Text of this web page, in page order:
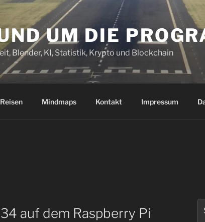
UM DIE
Blender, KI, Statistik, Krypto und Blockchain
Reisen Mindmaps Kontakt Impressum
auf dem Raspberry Pi